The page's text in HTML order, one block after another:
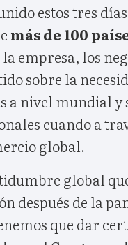
estos tres
más de 100
empresa, los
sobre la
a nivel mundial y
cuando a
global.
global
después de la
que dar